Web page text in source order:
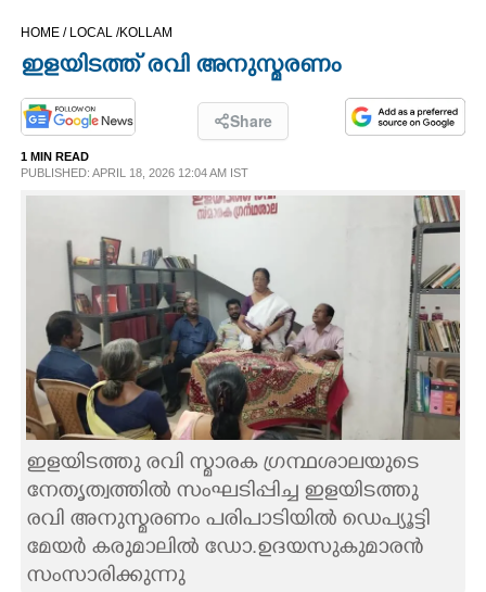
OPINION
PHOTOS
SPIRITUAL
INFO+
ART
ASTRO
CARTOONS
HOME / LOCAL /KOLLAM
ഇളയിടത്ത് രവി അനുസ്മരണം
Share
1 MIN READ
PUBLISHED: APRIL 18, 2026 12:04 AM IST
ഇളയിടത്തു രവി സ്മാരക ഗ്രന്ഥശാലയുടെ
നേതൃത്വത്തിൽ സംഘടിപ്പിച്ച ഇളയിടത്തു
രവി അനുസ്മരണം പരിപാടിയിൽ ഡെപ്യൂട്ടി
മേയർ കരുമാലിൽ ഡോ.ഉദയസുകുമാരൻ
സംസാരിക്കുന്നു